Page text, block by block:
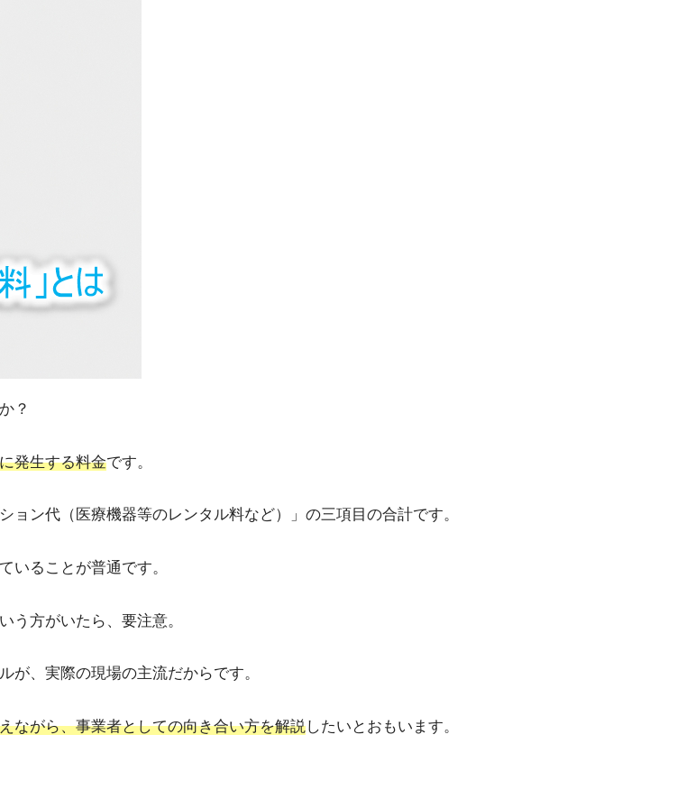
？
発生する料金です。
ン代（医療機器等のレンタル料など）」の三項目の合計です。
いることが普通です。
方がいたら、要注意。
が、実際の現場の主流だからです。
ながら、事業者としての向き合い方を解説したいとおもいます。